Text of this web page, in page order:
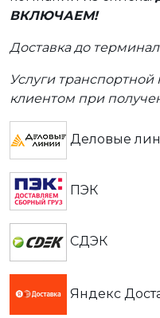
ВКЛЮЧАЕМ!
Доставка до
Услуги
клиентом при
Деловые
ПЭК
СДЭК
Яндекс